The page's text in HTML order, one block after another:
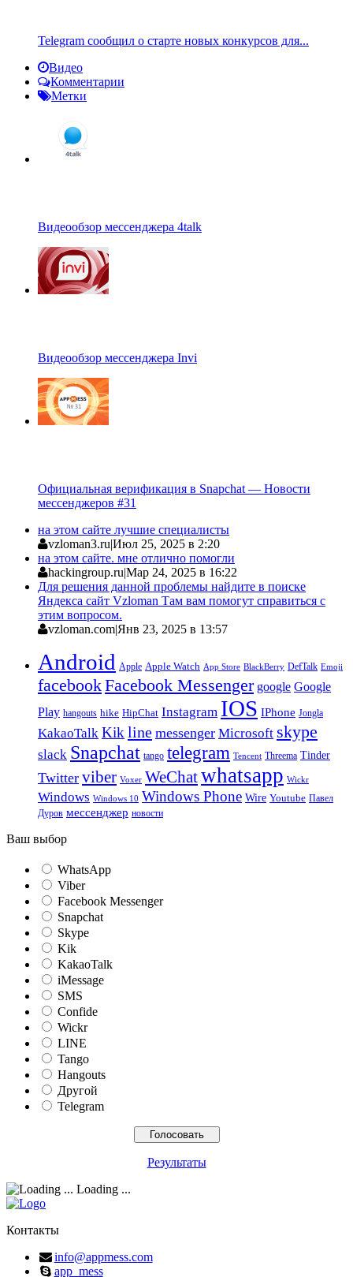
Telegram сообщил о старте новых конкурсов для...
Видео
Комментарии
Метки
Видеообзор мессенджера 4talk
Видеообзор мессенджера Invi
Официальная верификация в Snapchat — Новости
мессенджеров #31
на этом сайте лучшие специалисты
vzloman3.ru|Июл 25, 2025 в 2:20
на этом сайте. мне отлично помогли
hackingroup.ru|Мар 24, 2025 в 16:22
Для решения данной проблемы найдите в поиске
Яндекса сайт Vzloman Там вам помогут справиться с
этим вопросом.
vzloman.com|Янв 23, 2025 в 13:57
Android Apple Apple Watch App Store BlackBerry DefTalk Emoji
facebookFacebook Messenger google Google
Play hangouts hike HipChat Instagram IOS IPhone Jongla
KakaoTalk Kik line messenger Microsoft skype
slack Snapchat tango telegram Tencent Threema Tinder
Twitter viber Voxer WeChatwhatsapp Wickr
Windows Windows 10 Windows Phone Wire Youtube Павел
Дуров мессенджер новости
Ваш выбор
WhatsApp
Viber
Facebook Messenger
Snapchat
Skype
Kik
KakaoTalk
iMessage
SMS
Confide
Wickr
LINE
Tango
Hangouts
Другой
Telegram
Результаты
Loading ...
Контакты
info@appmess.com
app_mess